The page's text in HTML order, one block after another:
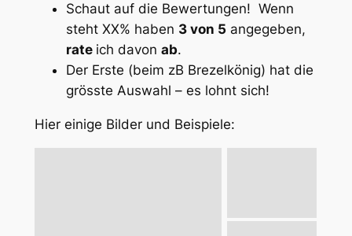
Schaut auf die Bewertungen! Wenn
steht XX% haben 3 von 5 angegeben,
rate ich davon ab.
Der Erste (beim zB Brezelkönig) hat die
grösste Auswahl – es lohnt sich!
Hier einige Bilder und Beispiele: